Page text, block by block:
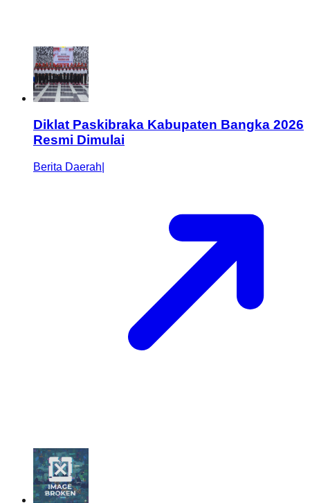
Diklat Paskibraka Kabupaten Bangka 2026
Resmi Dimulai
Berita Daerah